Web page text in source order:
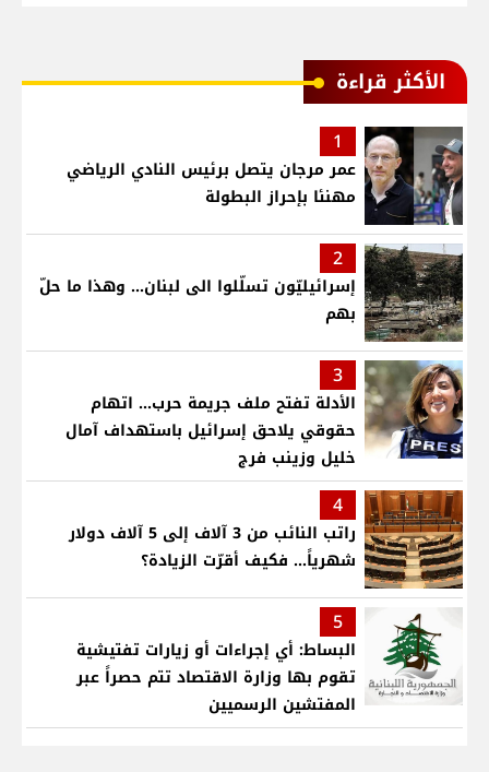
الأكثر قراءة
1
عمر مرجان يتصل برئيس النادي الرياضي
مهنئا بإحراز البطولة
2
إسرائيليّون تسلّلوا الى لبنان... وهذا ما حلّ
بهم
3
الأدلة تفتح ملف جريمة حرب... اتهام
حقوقي يلاحق إسرائيل باستهداف آمال
خليل وزينب فرج
4
راتب النائب من 3 آلاف إلى 5 آلاف دولار
شهرياً... فكيف أقرّت الزيادة؟
5
البساط: أي إجراءات أو زيارات تفتيشية
تقوم بها وزارة الاقتصاد تتم حصراً عبر
المفتشين الرسميين